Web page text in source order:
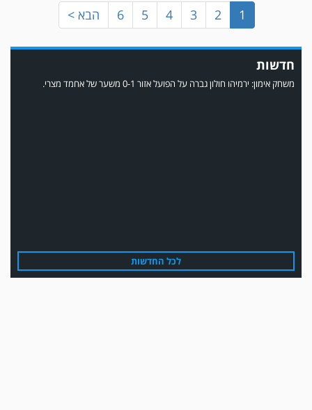
1
2
3
4
5
6 הבא >
חדשות
משחק אימון: ירמיהו חולון גברה על הפועל אזור 0-1 משער של אחמד מצרי.
משחק אימון: הפועל אזור והפועל מרמורק סיימו בתוצאה 0-0 .
לכל החדשות